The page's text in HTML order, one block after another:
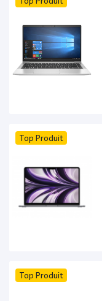
Top Produit
Top Produit